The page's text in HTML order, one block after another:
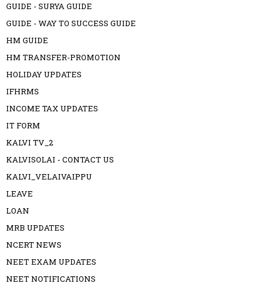
GUIDE - SURYA GUIDE
GUIDE - WAY TO SUCCESS GUIDE
HM GUIDE
HM TRANSFER-PROMOTION
HOLIDAY UPDATES
IFHRMS
INCOME TAX UPDATES
IT FORM
KALVI TV_2
KALVISOLAI - CONTACT US
KALVI_VELAIVAIPPU
LEAVE
LOAN
MRB UPDATES
NCERT NEWS
NEET EXAM UPDATES
NEET NOTIFICATIONS